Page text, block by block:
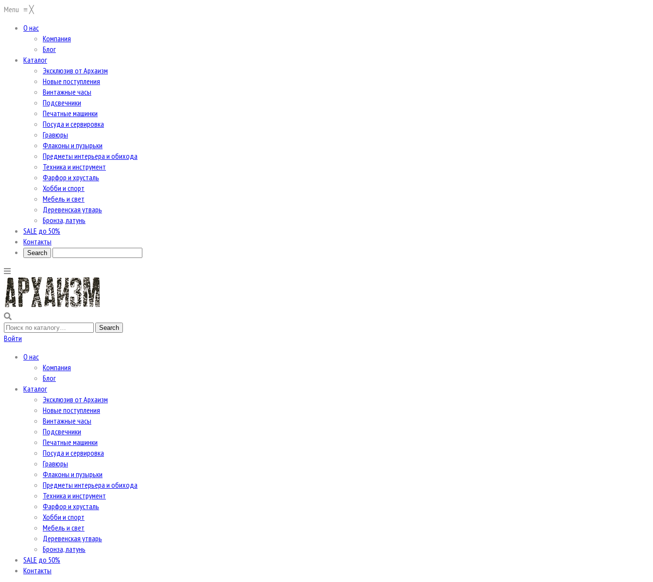
Menu ≡╳
О нас
Компания
Блог
Каталог
Эксклюзив от Архаизм
Новые поступления
Винтажные часы
Подсвечники
Печатные машинки
Посуда и сервировка
Гравюры
Флаконы и пузырьки
Предметы интерьера и обихода
Техника и инструмент
Фарфор и хрусталь
Хобби и спорт
Мебель и свет
Деревенская утварь
Бронза, латунь
SALE до 50%
Контакты
Войти
О нас
Компания
Блог
Каталог
Эксклюзив от Архаизм
Новые поступления
Винтажные часы
Подсвечники
Печатные машинки
Посуда и сервировка
Гравюры
Флаконы и пузырьки
Предметы интерьера и обихода
Техника и инструмент
Фарфор и хрусталь
Хобби и спорт
Мебель и свет
Деревенская утварь
Бронза, латунь
SALE до 50%
Контакты